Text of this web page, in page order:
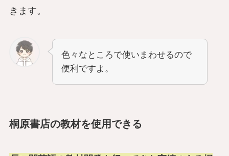
きます。
色々なところで使いまわせるので
便利ですよ。
桐原書店の教材を使用できる